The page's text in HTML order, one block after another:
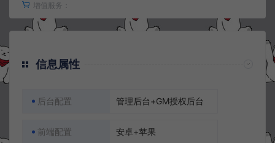
增值服务：
信息属性
后台配置 管理后台+GM授权后台
前端配置 安卓+苹果